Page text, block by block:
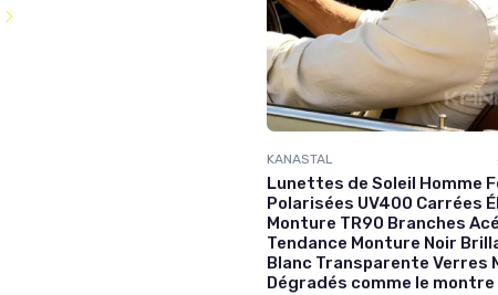
KANASTAL
Lunettes de Soleil Homme
Polarisées UV400 Carrées
Monture TR90 Branches
Tendance Monture Noir
Blanc Transparente Verres
Dégradés comme le